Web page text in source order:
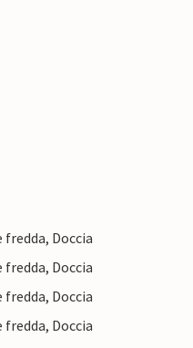
occasionali rumori
vicolo cieco, senza
la posizione privata, ci
Vi chiediamo quindi
tutti possano godere di
di questa villa
nei dintorni, verso le
o Déià. Tutti a
famiglia e ai vostri
in un'urbanizzazione
alla capitale Palma.
aree per il relax
fredda, Doccia
fredda, Doccia
fredda, Doccia
fredda, Doccia